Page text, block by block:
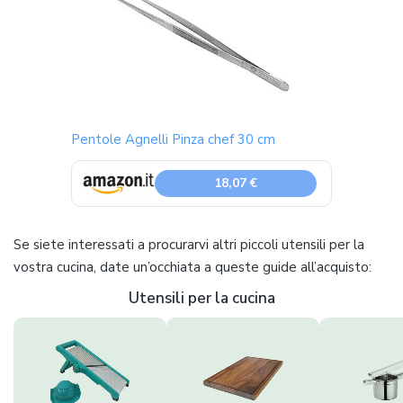
Pentole Agnelli Pinza chef 30 cm
18,07 €
Se siete interessati a procurarvi altri piccoli utensili per la
vostra cucina, date un’occhiata a queste guide all’acquisto:
Utensili per la cucina